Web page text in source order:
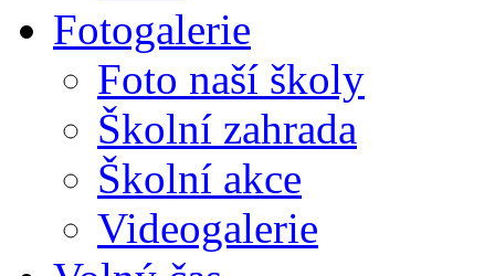
Fotogalerie
Foto naší školy
Školní zahrada
Školní akce
Videogalerie